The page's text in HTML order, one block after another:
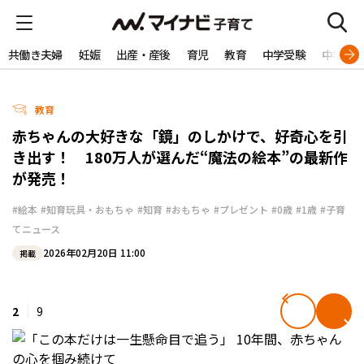
共働き夫婦 妊娠 出産・産後 育児 教育 中学受験 中学生
教育
赤ちゃんの大好きな「鏡」のしかけで、好奇心を引
き出す！ 180万人が選んだ“魔法の絵本”の最新作
が発売！
#絵本 #知育玩具・おもちゃ #知育 #おもちゃ #プレゼント #0歳 #1歳 #子育
てニュース
掲載 2026年02月20日 11:00
2 9